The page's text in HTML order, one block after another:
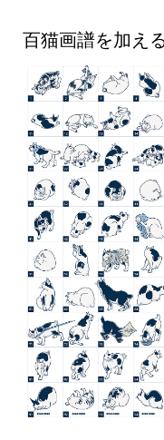
百猫画譜を加え